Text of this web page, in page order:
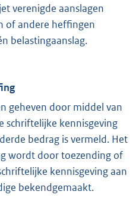
verenigde aanslagen
of andere heffingen
belastingaanslag.
geheven door middel van
schriftelijke kennisgeving
bedrag is vermeld. Het
wordt door toezending of
kennisgeving aan
bekendgemaakt.